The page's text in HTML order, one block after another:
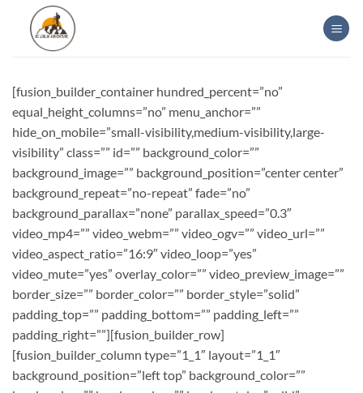
content
[fusion_builder_container hundred_percent=”no”
equal_height_columns=”no” menu_anchor=””
hide_on_mobile=”small-visibility,medium-visibility,large-
visibility” class=”” id=”” background_color=””
background_image=”” background_position=”center center”
background_repeat=”no-repeat” fade=”no”
background_parallax=”none” parallax_speed=”0.3″
video_mp4=”” video_webm=”” video_ogv=”” video_url=””
video_aspect_ratio=”16:9″ video_loop=”yes”
video_mute=”yes” overlay_color=”” video_preview_image=””
border_size=”” border_color=”” border_style=”solid”
padding_top=”” padding_bottom=”” padding_left=””
padding_right=””][fusion_builder_row]
[fusion_builder_column type=”1_1″ layout=”1_1″
background_position=”left top” background_color=””